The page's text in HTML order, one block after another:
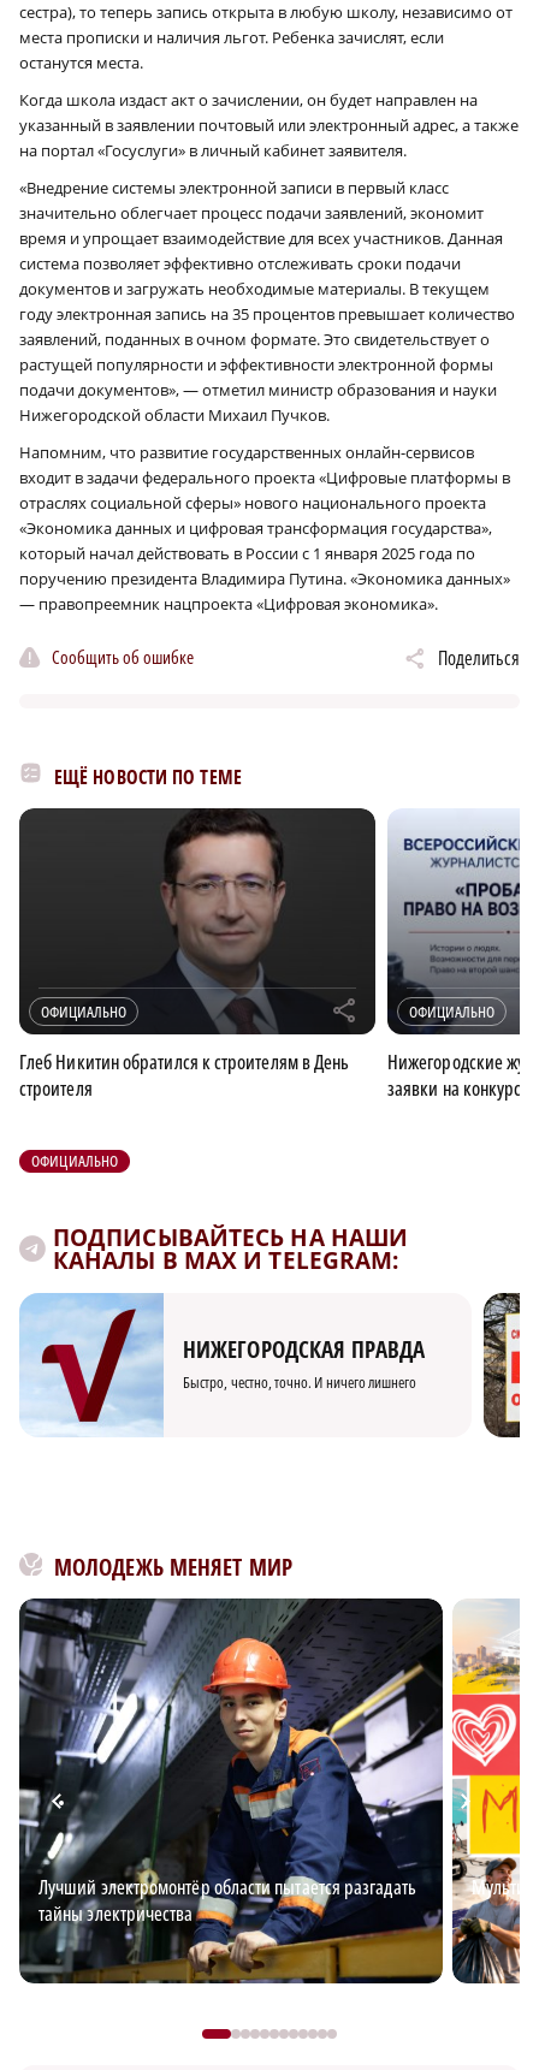
сестра), то теперь запись открыта в любую школу, независимо от
места прописки и наличия льгот. Ребенка зачислят, если
останутся места.
Когда школа издаст акт о зачислении, он будет направлен на
указанный в заявлении почтовый или электронный адрес, а также
на портал «Госуслуги» в личный кабинет заявителя.
«Внедрение системы электронной записи в первый класс
значительно облегчает процесс подачи заявлений, экономит
время и упрощает взаимодействие для всех участников. Данная
система позволяет эффективно отслеживать сроки подачи
документов и загружать необходимые материалы. В текущем
году электронная запись на 35 процентов превышает количество
заявлений, поданных в очном формате. Это свидетельствует о
растущей популярности и эффективности электронной формы
подачи документов», — отметил министр образования и науки
Нижегородской области Михаил Пучков.
Напомним, что развитие государственных онлайн-сервисов
входит в задачи федерального проекта «Цифровые платформы в
отраслях социальной сферы» нового национального проекта
«Экономика данных и цифровая трансформация государства»,
который начал действовать в России с 1 января 2025 года по
поручению президента Владимира Путина. «Экономика данных»
— правопреемник нацпроекта «Цифровая экономика».
Сообщить об ошибке Поделиться
ЕЩЁ НОВОСТИ ПО ТЕМЕ
ОФИЦИАЛЬНО r
Глеб Никитин обратился к строителям в День
строителя
ОФИЦИАЛЬНО
Нижегородские
заявки на конкурс
ОФИЦИАЛЬНО
ПОДПИСЫВАЙТЕСЬ НА НАШИ
КАНАЛЫ В MAX И TELEGRAM:
НИЖЕГОРОДСКАЯ ПРАВДА
Быстро, честно, точно. И ничего лишнего
МОЛОДЕЖЬ МЕНЯЕТ МИР
Лучший электромонтёр области пытается разгадать
тайны электричества